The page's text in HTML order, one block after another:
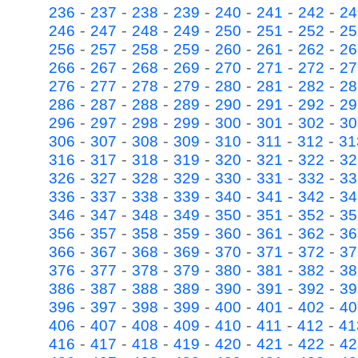
236 - 237 - 238 - 239 - 240 - 241 - 242 -
246 - 247 - 248 - 249 - 250 - 251 - 252 -
256 - 257 - 258 - 259 - 260 - 261 - 262 -
266 - 267 - 268 - 269 - 270 - 271 - 272 -
276 - 277 - 278 - 279 - 280 - 281 - 282 -
286 - 287 - 288 - 289 - 290 - 291 - 292 -
296 - 297 - 298 - 299 - 300 - 301 - 302 -
306 - 307 - 308 - 309 - 310 - 311 - 312 -
316 - 317 - 318 - 319 - 320 - 321 - 322 -
326 - 327 - 328 - 329 - 330 - 331 - 332 -
336 - 337 - 338 - 339 - 340 - 341 - 342 -
346 - 347 - 348 - 349 - 350 - 351 - 352 -
356 - 357 - 358 - 359 - 360 - 361 - 362 -
366 - 367 - 368 - 369 - 370 - 371 - 372 -
376 - 377 - 378 - 379 - 380 - 381 - 382 -
386 - 387 - 388 - 389 - 390 - 391 - 392 -
396 - 397 - 398 - 399 - 400 - 401 - 402 -
406 - 407 - 408 - 409 - 410 - 411 - 412 -
416 - 417 - 418 - 419 - 420 - 421 - 422 -